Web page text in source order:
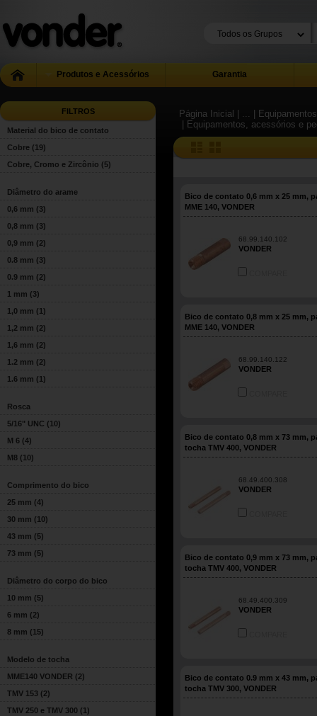
Produtos e Acessórios Garantia
FILTROS
Material do bico de contato
Cobre (19)
Cobre, Cromo e Zircônio (5)
Diâmetro do arame
0,6 mm (3)
0,8 mm (3)
0,9 mm (2)
0.8 mm (3)
0.9 mm (2)
1 mm (3)
1,0 mm (1)
1,2 mm (2)
1,6 mm (2)
1.2 mm (2)
1.6 mm (1)
Rosca
5/16" UNC (10)
M 6 (4)
M8 (10)
Comprimento do bico
25 mm (4)
30 mm (10)
43 mm (5)
73 mm (5)
Diâmetro do corpo do bico
10 mm (5)
6 mm (2)
8 mm (15)
Modelo de tocha
MME140 VONDER (2)
TMV 153 (2)
TMV 250 e TMV 300 (1)
Página Inicial | ...
|
| Equipamentos, acessórios e
Bico de contato 0,6 mm x 25 mm,
MME 140, VONDER
68.99.140.102
VONDER
Bico de contato 0,8 mm x 25 mm,
MME 140, VONDER
68.99.140.122
VONDER
Bico de contato 0,8 mm x 73 mm,
tocha TMV 400, VONDER
68.49.400.308
VONDER
Bico de contato 0,9 mm x 73 mm,
tocha TMV 400, VONDER
68.49.400.309
VONDER
Bico de contato 0.9 mm x 43 mm,
tocha TMV 300, VONDER